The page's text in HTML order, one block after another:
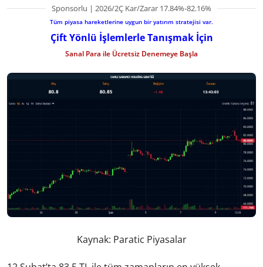
Sponsorlu | 2026/2Ç Kar/Zarar 17.84%-82.16%
Tüm piyasa hareketlerine uygun bir yatırım stratejisi var.
Çift Yönlü İşlemlerle Tanışmak İçin
Sanal Para ile Ücretsiz Denemeye Başla
Kaynak: Paratic Piyasalar